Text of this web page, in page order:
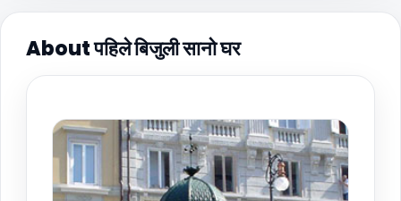
About पहिले बिजुली सानो घर